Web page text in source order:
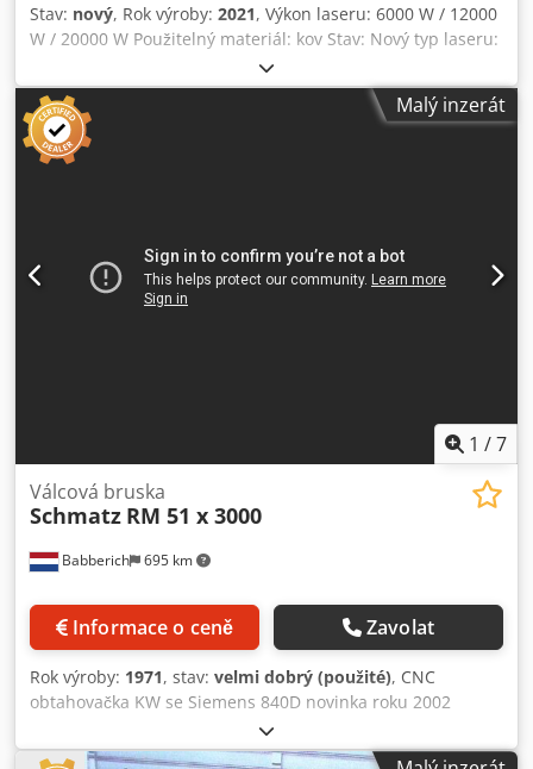
Stav: nový, Rok výroby: 2021, Výkon laseru: 6000 W / 12000
W / 20000 W Použitelný materiál: kov Stav: Nový typ laseru:
Vláknový laser Řezná plocha: 3000 * 1500 mm Řezná
rychlost: 200 m / min Podporovaný grafický formát: AI,
BMP, Dst, Dwg, DXF, DXP, LAS, Režim chlazení PLT:
CHLAZENÍ VODOU Certifikace: CCC, CE, GS, ISO, Sgs
Laserový zdroj Značka: IPG / MAX Hmotnost (KG): 11000KG
schopnosti identifikovat nepravidelné listy se čas hledání
okrajů zkrátí na 3 sekundy. 3. Automatický měnič trysek
Stroj vymění trysku nejrychlejší rychlostí do 35 sekund - to
Malý inzerát
1 /7
Babberich 695 km
Válcová bruska
Schmatz RM 51 x 3000
Informace o ceně Zavolat
Rok výroby: 1971, stav: velmi dobrý (použité), CNC
obtahovačka KW se Siemens 840D novinka roku 2002
HeidenHain měřící váhy Siemens Servomotory Broušení
klikových hřídelí a vnějších ploch Velký balík stabilních opěr